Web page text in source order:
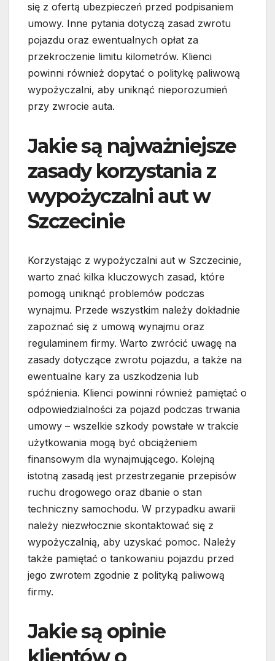
się z ofertą ubezpieczeń przed podpisaniem
umowy. Inne pytania dotyczą zasad zwrotu
pojazdu oraz ewentualnych opłat za
przekroczenie limitu kilometrów. Klienci
powinni również dopytać o politykę paliwową
wypożyczalni, aby uniknąć nieporozumień
przy zwrocie auta.
Jakie są najważniejsze
zasady korzystania z
wypożyczalni aut w
Szczecinie
Korzystając z wypożyczalni aut w Szczecinie,
warto znać kilka kluczowych zasad, które
pomogą uniknąć problemów podczas
wynajmu. Przede wszystkim należy dokładnie
zapoznać się z umową wynajmu oraz
regulaminem firmy. Warto zwrócić uwagę na
zasady dotyczące zwrotu pojazdu, a także na
ewentualne kary za uszkodzenia lub
spóźnienia. Klienci powinni również pamiętać o
odpowiedzialności za pojazd podczas trwania
umowy – wszelkie szkody powstałe w trakcie
użytkowania mogą być obciążeniem
finansowym dla wynajmującego. Kolejną
istotną zasadą jest przestrzeganie przepisów
ruchu drogowego oraz dbanie o stan
techniczny samochodu. W przypadku awarii
należy niezwłocznie skontaktować się z
wypożyczalnią, aby uzyskać pomoc. Należy
także pamiętać o tankowaniu pojazdu przed
jego zwrotem zgodnie z polityką paliwową
firmy.
Jakie są opinie